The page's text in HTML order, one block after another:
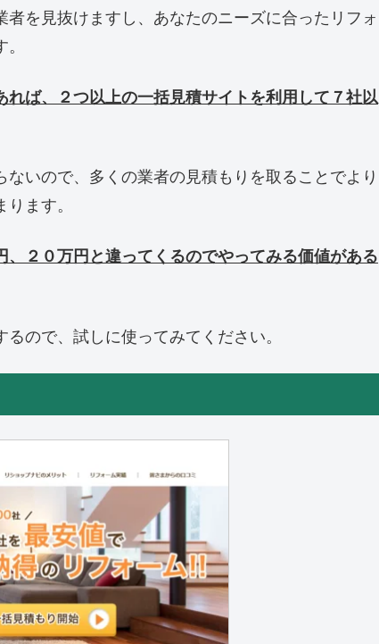
を見抜けますし、あなたのニーズに合ったリフォ
ば、２つ以上の一括見積サイトを利用して７社以
いので、多くの業者の見積もりを取ることでより
ます。
２０万円と違ってくるのでやってみる価値がある
ので、試しに使ってみてください。